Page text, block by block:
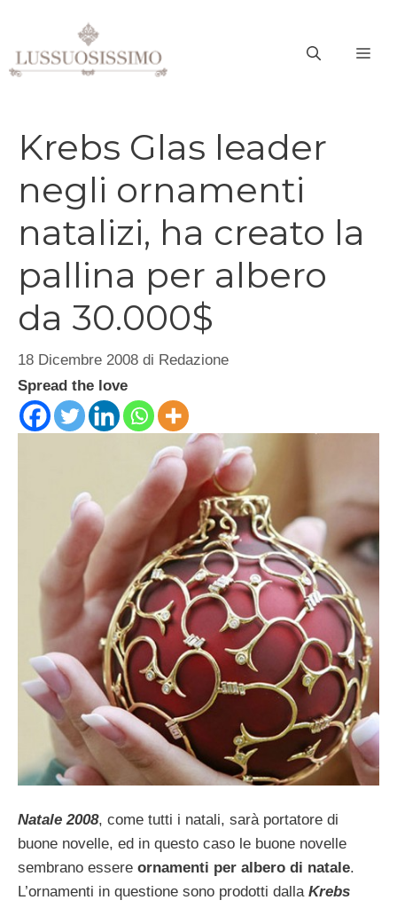
contenuto
Krebs Glas leader
negli ornamenti
natalizi, ha creato la
pallina per albero
da 30.000$
18 Dicembre 2008 di Redazione
Spread the love
Natale 2008, come tutti i natali, sarà portatore di
buone novelle, ed in questo caso le buone novelle
sembrano essere ornamenti per albero di natale.
L’ornamenti in questione sono prodotti dalla Krebs